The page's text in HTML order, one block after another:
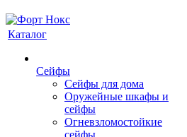
Каталог
Сейфы
Сейфы для дома
Оружейные шкафы и
сейфы
Огневзломостойкие
сейфы